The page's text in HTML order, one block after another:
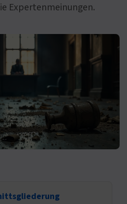
Expertenmeinungen.